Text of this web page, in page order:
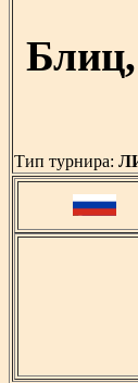
Тип турнира: